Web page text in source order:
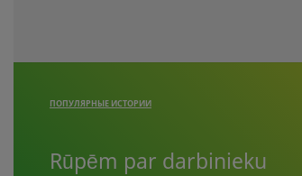
ПОПУЛЯРНЫЕ ИСТОРИИ
Rūpēm par darbinieku